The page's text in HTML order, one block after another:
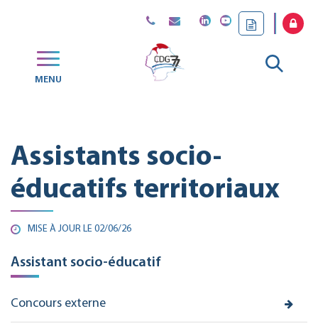
MENU
Aller
Assistants socio-
éducatifs territoriaux
MISE À JOUR LE 02/06/26
Assistant socio-éducatif
Concours externe